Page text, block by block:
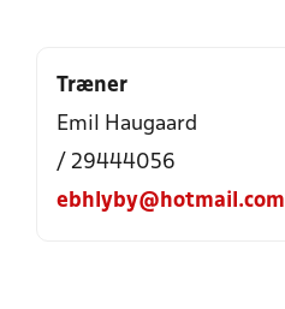
Træner
Emil Haugaard
/ 29444056
ebhlyby@hotmail.com